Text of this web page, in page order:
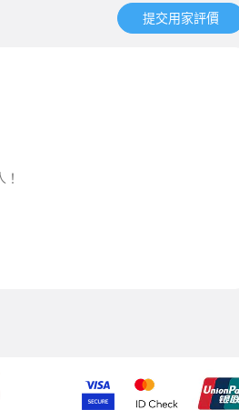
提交用家評價​